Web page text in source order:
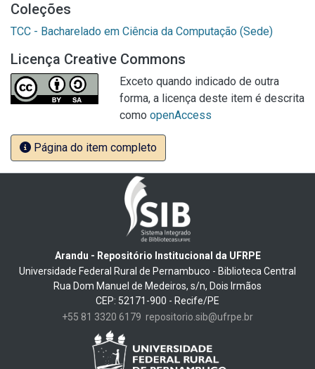
Coleções
TCC - Bacharelado em Ciência da Computação (Sede)
Licença Creative Commons
Exceto quando indicado de outra
forma, a licença deste item é descrita
como openAccess
Página do item completo
Arandu - Repositório Institucional da UFRPE
Universidade Federal Rural de Pernambuco - Biblioteca Central
Rua Dom Manuel de Medeiros, s/n, Dois Irmãos
CEP: 52171-900 - Recife/PE
+55 81 3320 6179 repositorio.sib@ufrpe.br